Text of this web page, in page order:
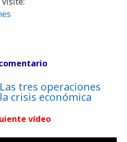
Las tres operaciones
crisis económica
vídeo